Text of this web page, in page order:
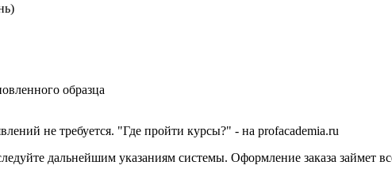
образца
не требуется. "Где пройти курсы?" - на profacademia.ru
дальнейшим указаниям системы. Оформление заказа займет